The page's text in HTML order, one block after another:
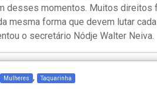
desses momentos. Muitos
mesma forma que devem lutar
o secretário Nódje Walter Neiva.
Mulheres , Taquarinha